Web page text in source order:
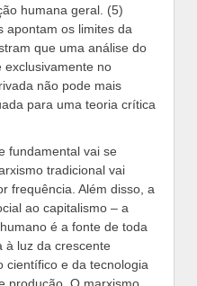
humana geral. (5)
apontam os limites da
que uma análise do
exclusivamente no
não pode mais
para uma teoria crítica
fundamental vai se
tradicional vai
frequência. Além disso, a
ao capitalismo – a
é a fonte de toda
à luz da crescente
científico e da tecnologia